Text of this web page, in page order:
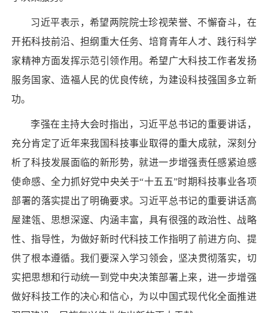
习近平表示，希望两院院士珍视荣誉、不懈奋斗，在
开拓科技前沿、担纲重大任务、培育青年人才、践行科学
家精神方面发挥示范引领作用。希望广大科技工作者发扬
服务国家、造福人民的优良传统，为建设科技强国多立新
功。
李强在主持大会时指出，习近平总书记的重要讲话，
充分肯定了近年来我国科技事业取得的重大成就，深刻分
析了科技发展面临的新形势，就进一步增强责任感紧迫感
使命感、全力抓好党中央关于“十五五”时期科技事业各项
部署的落实提出了明确要求。习近平总书记的重要讲话高
屋建瓴、思想深邃、内涵丰富，具有很强的政治性、战略
性、指导性，为做好新时代科技工作指明了前进方向、提
供了根本遵循。我们要深入学习领会，坚决贯彻落实，切
实把思想和行动统一到党中央决策部署上来，进一步增强
做好科技工作的决心和信心，为以中国式现代化全面推进